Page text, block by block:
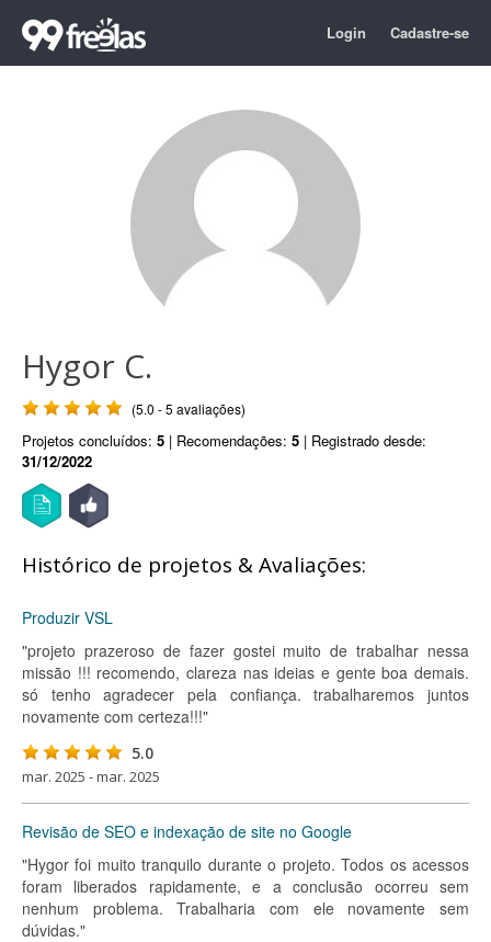
Login Cadastre-se
Hygor C.
(5.0 - 5 avaliações)
Projetos concluídos: 5 | Recomendações: 5 | Registrado desde:
31/12/2022
Histórico de projetos & Avaliações:
Produzir VSL
"projeto prazeroso de fazer gostei muito de trabalhar nessa
missão !!! recomendo, clareza nas ideias e gente boa demais.
só tenho agradecer pela confiança. trabalharemos juntos
novamente com certeza!!!"
5.0
mar. 2025 - mar. 2025
Revisão de SEO e indexação de site no Google
"Hygor foi muito tranquilo durante o projeto. Todos os acessos
foram liberados rapidamente, e a conclusão ocorreu sem
nenhum problema. Trabalharia com ele novamente sem
dúvidas."